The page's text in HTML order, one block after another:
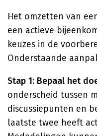
Het omzetten van
een actieve
keuzes in de
Onderstaande
Stap 1: Bepaal het
onderscheid tussen
discussiepunten en
laatste twee heeft